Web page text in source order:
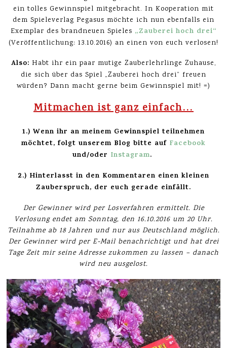
ein tolles Gewinnspiel mitgebracht. In Kooperation mit
dem Spieleverlag Pegasus möchte ich nun ebenfalls ein
Exemplar des brandneuen Spieles „Zauberei hoch drei“
(Veröffentlichung: 13.10.2016) an einen von euch verlosen!
Also: Habt ihr ein paar mutige Zauberlehrlinge Zuhause,
die sich über das Spiel „Zauberei hoch drei“ freuen
würden? Dann macht gerne beim Gewinnspiel mit! =)
Mitmachen ist ganz einfach…
1.) Wenn ihr an meinem Gewinnspiel teilnehmen
möchtet, folgt unserem Blog bitte auf Facebook
und/oder Instagram.
2.) Hinterlasst in den Kommentaren einen kleinen
Zauberspruch, der euch gerade einfällt.
Der Gewinner wird per Losverfahren ermittelt. Die
Verlosung endet am Sonntag, den 16.10.2016 um 20 Uhr.
Teilnahme ab 18 Jahren und nur aus Deutschland möglich.
Der Gewinner wird per E-Mail benachrichtigt und hat drei
Tage Zeit mir seine Adresse zukommen zu lassen – danach
wird neu ausgelost.